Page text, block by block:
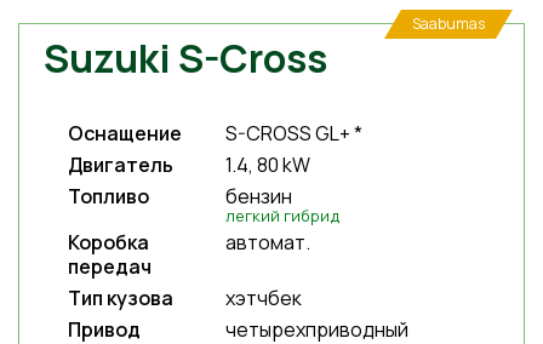
Suzuki S-Cross
Saabumas
Оснащение
S-CROSS GL+ *
Двигатель
1.4, 80 kW
Топливо
бензин
легкий гибрид
Коробка
передач
автомат.
Тип кузова
хэтчбек
Привод
четырехприводный